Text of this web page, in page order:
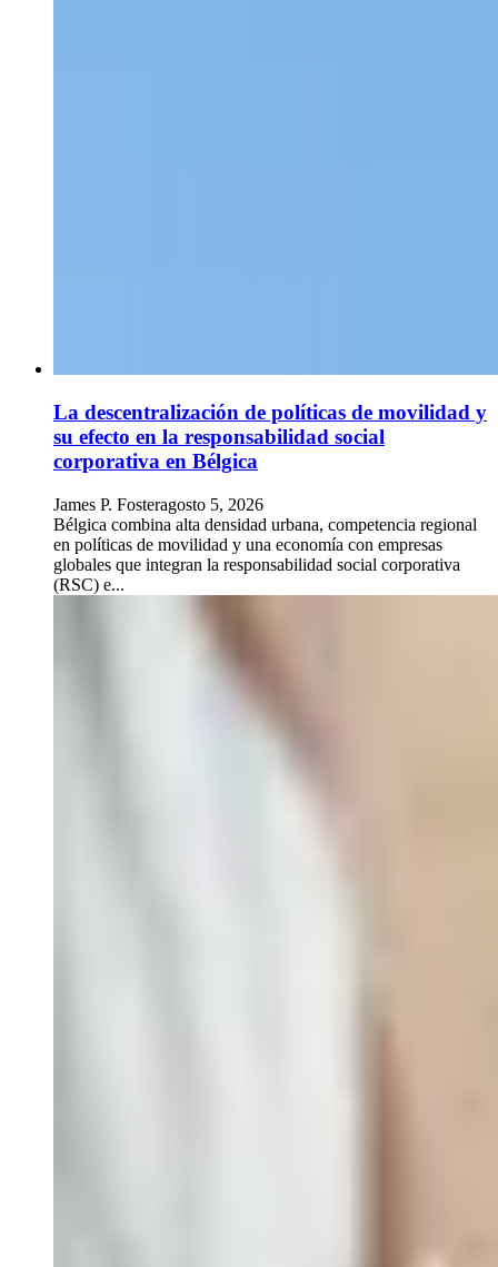
La descentralización de políticas de movilidad y
su efecto en la responsabilidad social
corporativa en Bélgica
James P. Fosteragosto 5, 2026
Bélgica combina alta densidad urbana, competencia regional
en políticas de movilidad y una economía con empresas
globales que integran la responsabilidad social corporativa
(RSC) e...